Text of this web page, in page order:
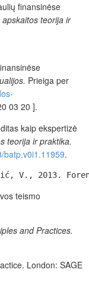
finansinėse
teorija ir
Prieiga per
03 20 ].
kaip ekspertizė
teorija ir praktika.
batp.v0i1.11959.
2013.
teismo
and Practices.
London: SAGE